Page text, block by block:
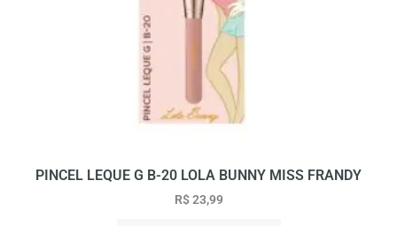
PINCEL LEQUE G B-20 LOLA BUNNY MISS FRANDY
R$23,99